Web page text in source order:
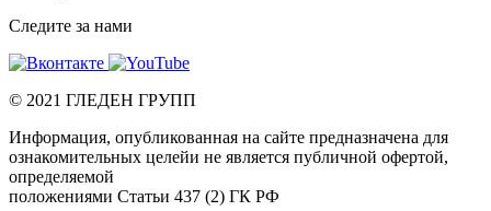
Следите за нами
© 2021 ГЛЕДЕН ГРУПП
Информация, опубликованная на сайте предназначена для
ознакомительных целейи не является публичной офертой,
определяемой
положениями Статьи 437 (2) ГК РФ